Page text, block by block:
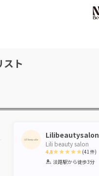
ト
Lilibeautysalon
Lili beauty salon
4.8
1 2 3 4 5
(41件)
淡路駅から徒歩3分